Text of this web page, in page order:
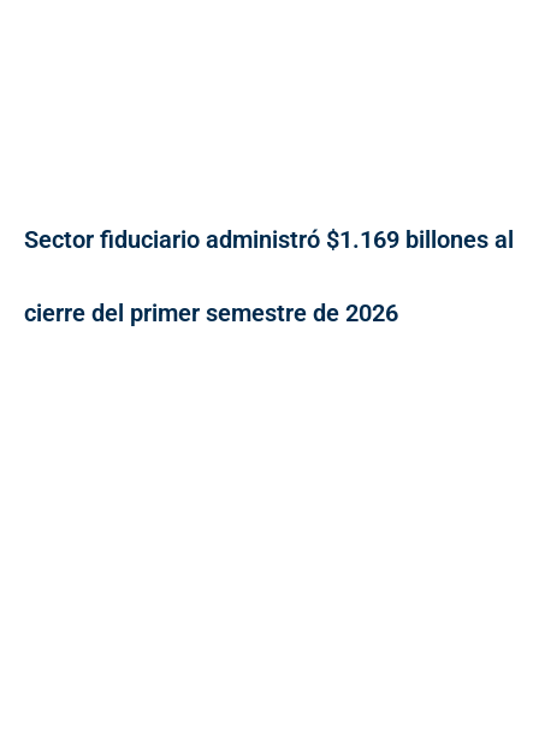
Sector fiduciario administró $1.169 billones al
cierre del primer semestre de 2026